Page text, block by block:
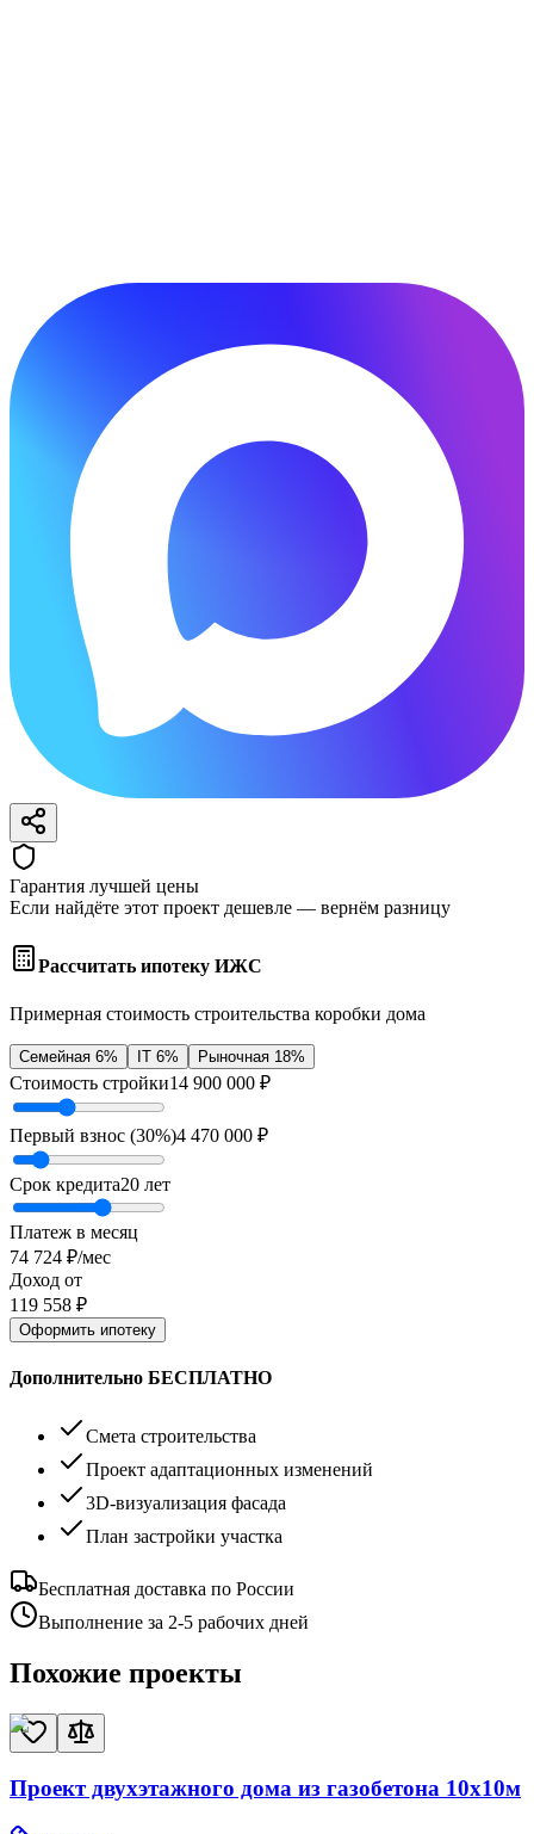
Гарантия лучшей цены
Если найдёте этот проект дешевле — вернём разницу
Рассчитать ипотеку ИЖС
Примерная стоимость строительства коробки дома
Семейная 6% IT 6% Рыночная 18%
Стоимость стройки14 900 000 ₽
Первый взнос (30%)4 470 000 ₽
Срок кредита20 лет
Платеж в месяц
74 724 ₽/мес
Доход от
119 558 ₽
Оформить ипотеку
Дополнительно БЕСПЛАТНО
Смета строительства
Проект адаптационных изменений
3D-визуализация фасада
План застройки участка
Бесплатная доставка по России
Выполнение за 2-5 рабочих дней
Похожие проекты
Проект двухэтажного дома из газобетона 10х10м